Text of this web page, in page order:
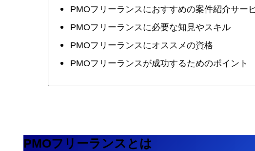
PMOフリーランスにおすすめの案件紹介サー
PMOフリーランスに必要な知見やスキル
PMOフリーランスにオススメの資格
PMOフリーランスが成功するためのポイント
PMOフリーランスとは